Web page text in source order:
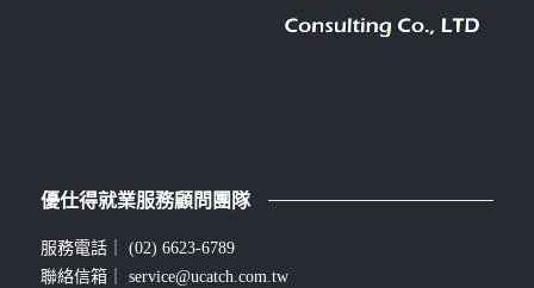
優仕得就業服務顧問團隊
服務電話｜ (02) 6623-6789
聯絡信箱｜ service@ucatch.com.tw